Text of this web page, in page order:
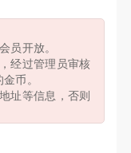
员开放。
经过管理员审核
币。
址等信息，否则